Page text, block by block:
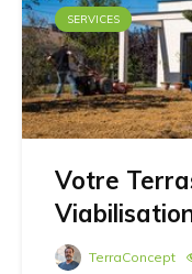
SERVICES
Votre
TerraConcept